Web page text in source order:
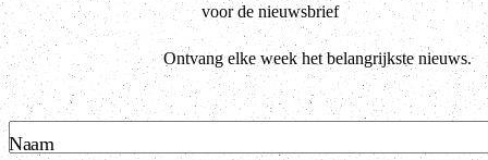
voor de nieuwsbrief
Ontvang elke week het belangrijkste nieuws.
Naam